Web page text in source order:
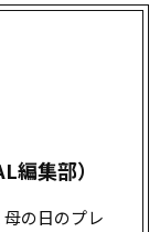
集部）
の日のプレ